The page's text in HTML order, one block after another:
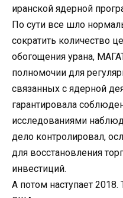
иранской ядерной
По сути все шло
сократить количество
обогощения урана,
полномочии для
связанных с ядерной
гарантировала
исследованиями
дело контролировал,
для восстановления
инвестиций.
А потом наступает